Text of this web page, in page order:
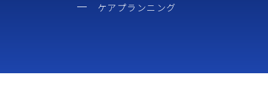
ケアプランニング